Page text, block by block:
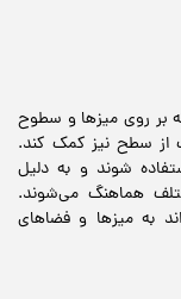
که بر روی میزها و سطوح
از سطح نیز کمک کند.
شوند و به دلیل
هماهنگ می‌شوند.
به میزها و فضاهای